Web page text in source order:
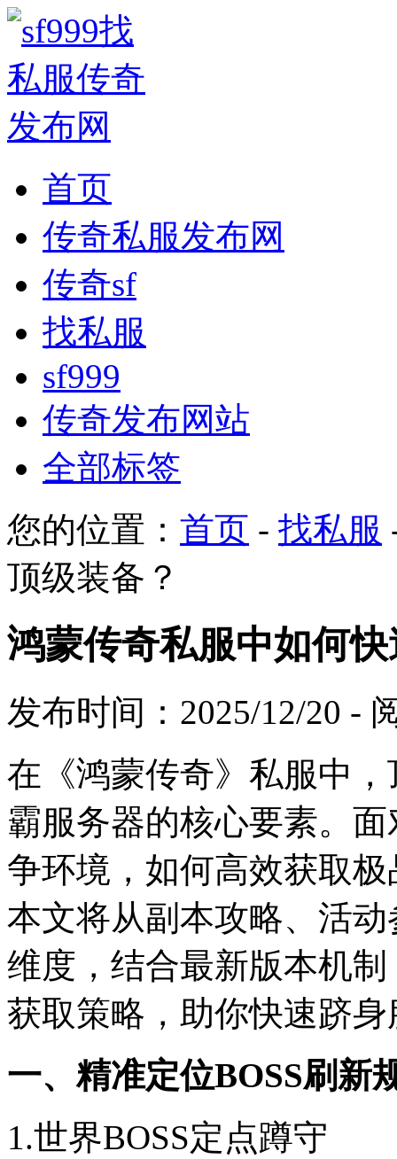
首页
传奇私服发布网
传奇sf
找私服
sf999
传奇发布网站
全部标签
您的位置： 首页 - 找私服
顶级装备？
鸿蒙传奇私服中如何
发布时间：2025/12/20 -
在《鸿蒙传奇》私服中
霸服务器的核心要素。
争环境，如何高效获取
本文将从副本攻略、活
维度，结合最新版本机
获取策略，助你快速跻
一、精准定位BOSS刷新
1.世界BOSS定点蹲守